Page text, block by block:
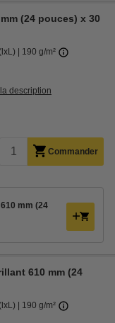
(24 pouces) x 30
190 g/m²
description
Commander
mm (24
610 mm (24
190 g/m²